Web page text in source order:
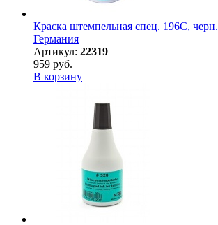
Краска штемпельная спец. 196С,
Германия
Артикул: 22319
959 руб.
В корзину